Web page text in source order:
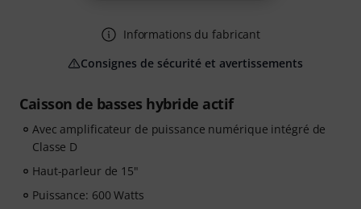
Caisson de basses hybride actif
Avec amplificateur de puissance numérique intégré de
Classe D
Haut-parleur de 15"
Puissance: 600 Watts
Informations du fabricant
Consignes de sécurité et avertissements